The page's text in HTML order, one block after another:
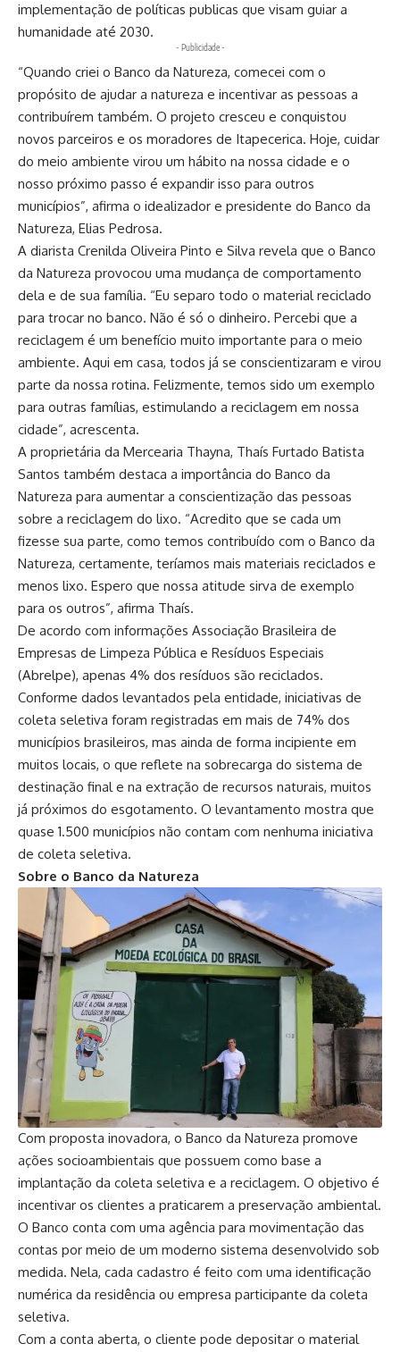
implementação de políticas publicas que visam guiar a
humanidade até 2030.
- Publicidade -
“Quando criei o Banco da Natureza, comecei com o
propósito de ajudar a natureza e incentivar as pessoas a
contribuírem também. O projeto cresceu e conquistou
novos parceiros e os moradores de Itapecerica. Hoje, cuidar
do meio ambiente virou um hábito na nossa cidade e o
nosso próximo passo é expandir isso para outros
municípios”, afirma o idealizador e presidente do Banco da
Natureza, Elias Pedrosa.
A diarista Crenilda Oliveira Pinto e Silva revela que o Banco
da Natureza provocou uma mudança de comportamento
dela e de sua família. “Eu separo todo o material reciclado
para trocar no banco. Não é só o dinheiro. Percebi que a
reciclagem é um benefício muito importante para o meio
ambiente. Aqui em casa, todos já se conscientizaram e virou
parte da nossa rotina. Felizmente, temos sido um exemplo
para outras famílias, estimulando a reciclagem em nossa
cidade”, acrescenta.
A proprietária da Mercearia Thayna, Thaís Furtado Batista
Santos também destaca a importância do Banco da
Natureza para aumentar a conscientização das pessoas
sobre a reciclagem do lixo. “Acredito que se cada um
fizesse sua parte, como temos contribuído com o Banco da
Natureza, certamente, teríamos mais materiais reciclados e
menos lixo. Espero que nossa atitude sirva de exemplo
para os outros”, afirma Thaís.
De acordo com informações Associação Brasileira de
Empresas de Limpeza Pública e Resíduos Especiais
(Abrelpe), apenas 4% dos resíduos são reciclados.
Conforme dados levantados pela entidade, iniciativas de
coleta seletiva foram registradas em mais de 74% dos
municípios brasileiros, mas ainda de forma incipiente em
muitos locais, o que reflete na sobrecarga do sistema de
destinação final e na extração de recursos naturais, muitos
já próximos do esgotamento. O levantamento mostra que
quase 1.500 municípios não contam com nenhuma iniciativa
de coleta seletiva.
Sobre o Banco da Natureza
Com proposta inovadora, o Banco da Natureza promove
ações socioambientais que possuem como base a
implantação da coleta seletiva e a reciclagem. O objetivo é
incentivar os clientes a praticarem a preservação ambiental.
O Banco conta com uma agência para movimentação das
contas por meio de um moderno sistema desenvolvido sob
medida. Nela, cada cadastro é feito com uma identificação
numérica da residência ou empresa participante da coleta
seletiva.
Com a conta aberta, o cliente pode depositar o material